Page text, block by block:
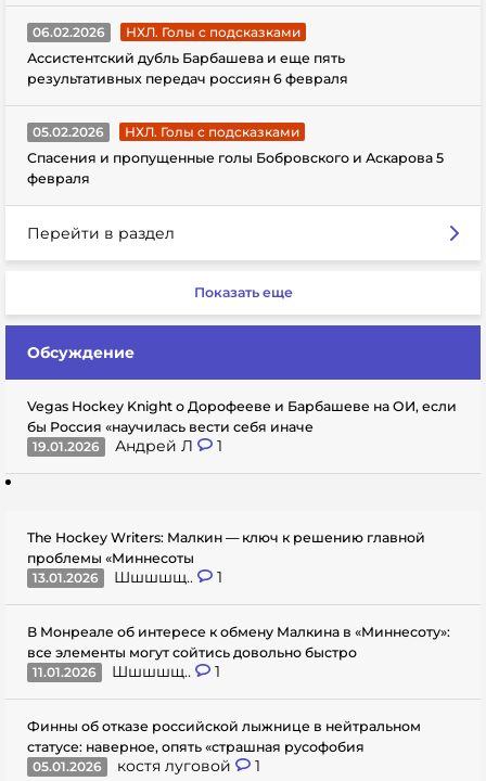
06.02.2026
НХЛ. Голы с подсказками
Ассистентский дубль Барбашева и еще пять
результативных передач россиян 6 февраля
05.02.2026
НХЛ. Голы с подсказками
Спасения и пропущенные голы Бобровского и Аскарова 5
февраля
Перейти в раздел
Показать еще
Обсуждение
Vegas Hockey Knight о Дорофееве и Барбашеве на ОИ, если
бы Россия «научилась вести себя иначе
19.01.2026
Андрей Л 1
The Hockey Writers: Малкин — ключ к решению главной
проблемы «Миннесоты
13.01.2026
Шшшшщ.. 1
В Монреале об интересе к обмену Малкина в «Миннесоту»:
все элементы могут сойтись довольно быстро
11.01.2026
Шшшшщ.. 1
Финны об отказе российской лыжнице в нейтральном
статусе: наверное, опять «страшная русофобия
05.01.2026
костя луговой 1